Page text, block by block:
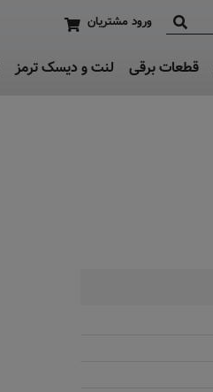
ورود مشتریان
قطعات برقی لنت و دیسک ترمز